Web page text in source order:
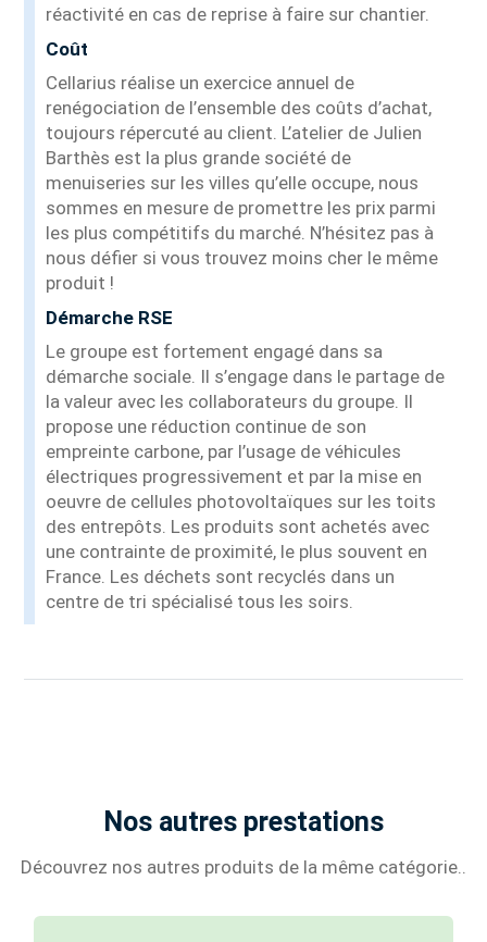
réactivité en cas de reprise à faire sur chantier.
Coût
Cellarius réalise un exercice annuel de
renégociation de l’ensemble des coûts d’achat,
toujours répercuté au client. L’atelier de Julien
Barthès est la plus grande société de
menuiseries sur les villes qu’elle occupe, nous
sommes en mesure de promettre les prix parmi
les plus compétitifs du marché. N’hésitez pas à
nous défier si vous trouvez moins cher le même
produit !
Démarche RSE
Le groupe est fortement engagé dans sa
démarche sociale. Il s’engage dans le partage de
la valeur avec les collaborateurs du groupe. Il
propose une réduction continue de son
empreinte carbone, par l’usage de véhicules
électriques progressivement et par la mise en
oeuvre de cellules photovoltaïques sur les toits
des entrepôts. Les produits sont achetés avec
une contrainte de proximité, le plus souvent en
France. Les déchets sont recyclés dans un
centre de tri spécialisé tous les soirs.
Nos autres prestations
Découvrez nos autres produits de la même catégorie..